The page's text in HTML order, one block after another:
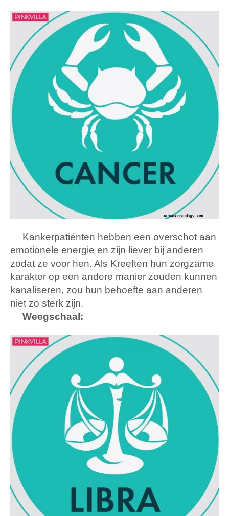
Kankerpatiënten hebben een overschot aan
emotionele energie en zijn liever bij anderen
zodat ze voor hen. Als Kreeften hun zorgzame
karakter op een andere manier zouden kunnen
kanaliseren, zou hun behoefte aan anderen
niet zo sterk zijn.
Weegschaal: